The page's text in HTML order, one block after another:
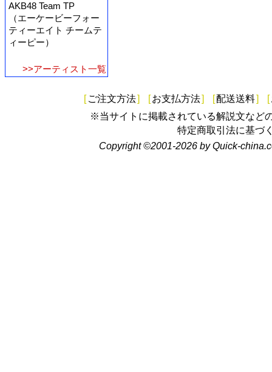
AKB48 Team TP
（エーケービーフォー
ティーエイト チームテ
ィーピー）
>>アーティスト一覧
[ ご注文方法] [お支払方法] [配送送料] [
※当サイトに掲載されている解説文など
特定商取引法に基づ
Copyright ©2001-2026 by Quick-